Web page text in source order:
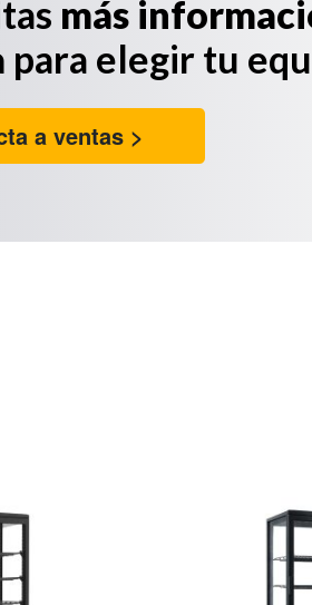
más
para elegir tu
a ventas >